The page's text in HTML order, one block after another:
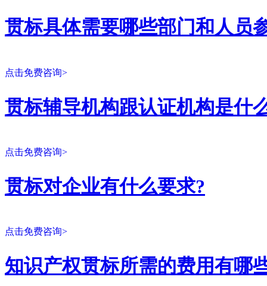
贯标具体需要哪些部门和人员
点击免费咨询>
贯标辅导机构跟认证机构是什
点击免费咨询>
贯标对企业有什么要求?
点击免费咨询>
知识产权贯标所需的费用有哪